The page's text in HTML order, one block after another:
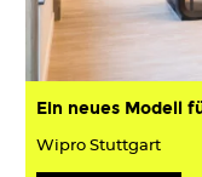
Ein neues Modell
Wipro Stuttgart